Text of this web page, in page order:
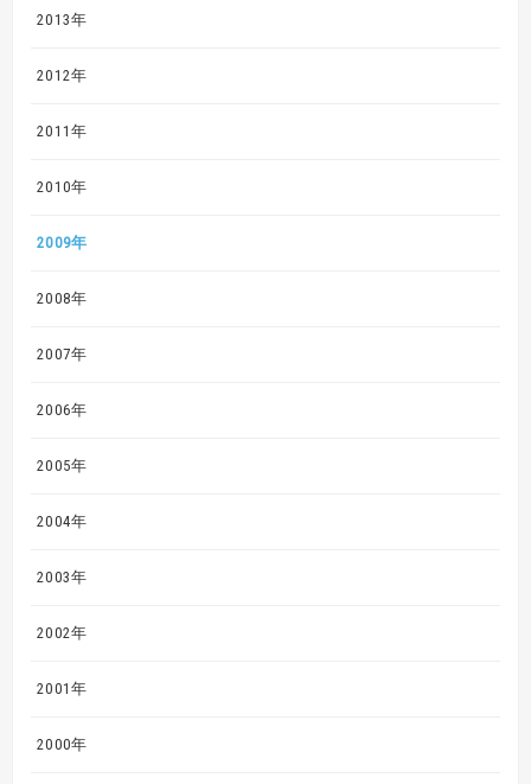
2013年
2012年
2011年
2010年
2009年
2008年
2007年
2006年
2005年
2004年
2003年
2002年
2001年
2000年